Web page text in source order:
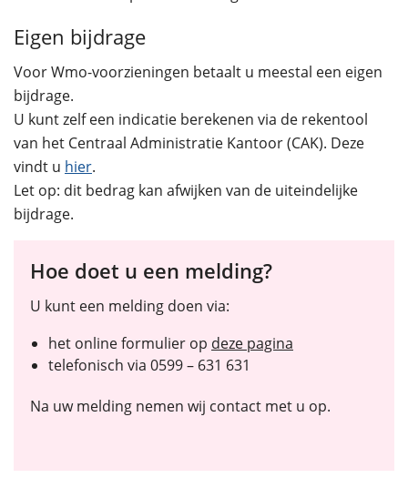
Eigen bijdrage
Voor Wmo-voorzieningen betaalt u meestal een eigen
bijdrage.
U kunt zelf een indicatie berekenen via de rekentool
van het Centraal Administratie Kantoor (CAK). Deze
vindt u hier.
Let op: dit bedrag kan afwijken van de uiteindelijke
bijdrage.
Hoe doet u een melding?
U kunt een melding doen via:
het online formulier op deze pagina
telefonisch via 0599 – 631 631
Na uw melding nemen wij contact met u op.